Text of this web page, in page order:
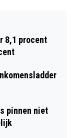
8,1 procent
pinnen niet